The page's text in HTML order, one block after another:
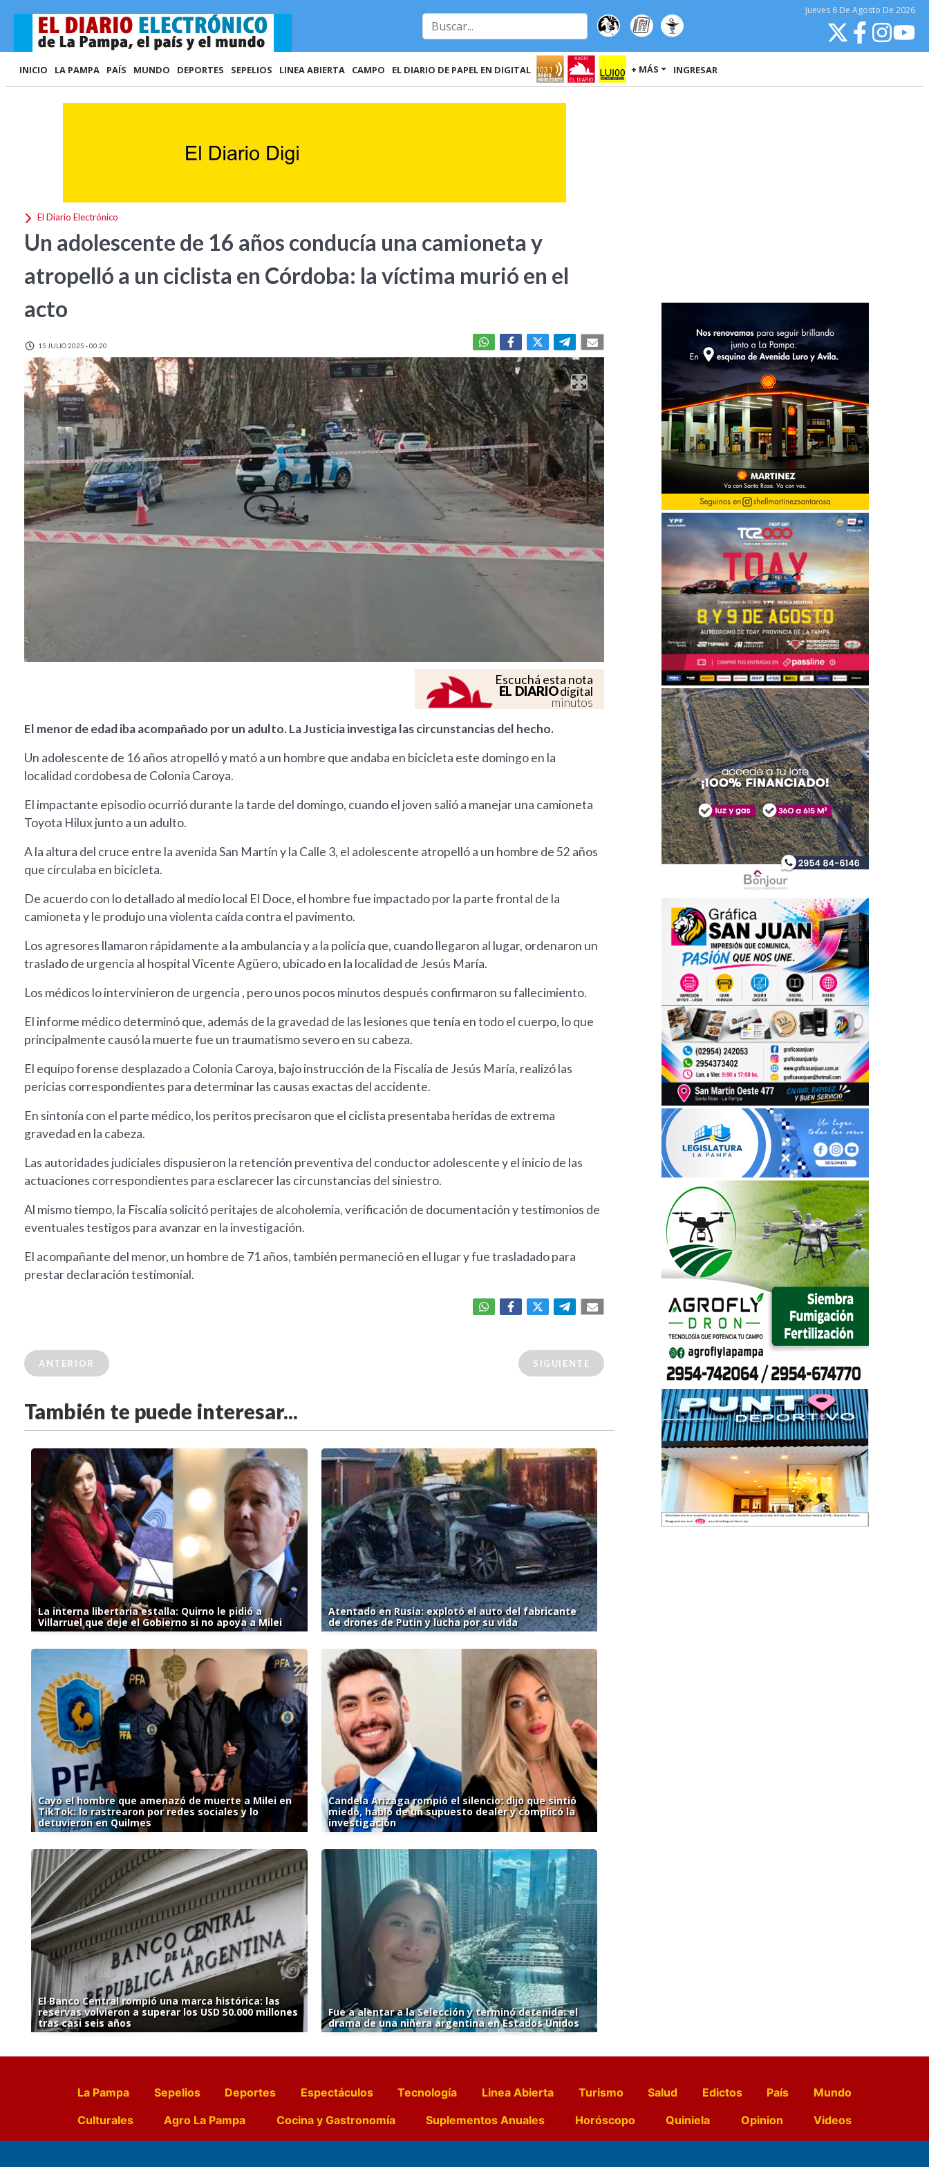
Jueves 6 De Agosto De 2026
INICIO LA PAMPA PAÍS MUNDO DEPORTES SEPELIOS LINEA ABIERTA CAMPO EL DIARIO DE PAPEL EN DIGITAL + MÁS INGRESAR
El Diario Electrónico
Un adolescente de 16 años conducía una camioneta y
atropelló a un ciclista en Córdoba: la víctima murió en el
acto
15 JULIO 2025 - 00:20
Escuchá esta nota
EL DIARIOdigital
minutos
El menor de edad iba acompañado por un adulto. La Justicia investiga las circunstancias del hecho.
Un adolescente de 16 años atropelló y mató a un hombre que andaba en bicicleta este domingo en la
localidad cordobesa de Colonia Caroya.
El impactante episodio ocurrió durante la tarde del domingo, cuando el joven salió a manejar una camioneta
Toyota Hilux junto a un adulto.
A la altura del cruce entre la avenida San Martín y la Calle 3, el adolescente atropelló a un hombre de 52 años
que circulaba en bicicleta.
De acuerdo con lo detallado al medio local El Doce, el hombre fue impactado por la parte frontal de la
camioneta y le produjo una violenta caída contra el pavimento.
Los agresores llamaron rápidamente a la ambulancia y a la policía que, cuando llegaron al lugar, ordenaron un
traslado de urgencia al hospital Vicente Agüero, ubicado en la localidad de Jesús María.
Los médicos lo intervinieron de urgencia , pero unos pocos minutos después confirmaron su fallecimiento.
El informe médico determinó que, además de la gravedad de las lesiones que tenía en todo el cuerpo, lo que
principalmente causó la muerte fue un traumatismo severo en su cabeza.
El equipo forense desplazado a Colonia Caroya, bajo instrucción de la Fiscalía de Jesús María, realizó las
pericias correspondientes para determinar las causas exactas del accidente.
En sintonía con el parte médico, los peritos precisaron que el ciclista presentaba heridas de extrema
gravedad en la cabeza.
Las autoridades judiciales dispusieron la retención preventiva del conductor adolescente y el inicio de las
actuaciones correspondientes para esclarecer las circunstancias del siniestro.
Al mismo tiempo, la Fiscalía solicitó peritajes de alcoholemia, verificación de documentación y testimonios de
eventuales testigos para avanzar en la investigación.
El acompañante del menor, un hombre de 71 años, también permaneció en el lugar y fue trasladado para
prestar declaración testimonial.
ANTERIOR SIGUIENTE
También te puede interesar...
La interna libertaria estalla: Quirno le pidió a
Villarruel que deje el Gobierno si no apoya a Milei
Atentado en Rusia: explotó el auto del fabricante
de drones de Putin y lucha por su vida
Cayó el hombre que amenazó de muerte a Milei en
TikTok: lo rastrearon por redes sociales y lo
detuvieron en Quilmes
Candela Arizaga rompió el silencio: dijo que sintió
miedo, habló de un supuesto dealer y complicó la
investigación
El Banco Central rompió una marca histórica: las
reservas volvieron a superar los USD 50.000 millones
tras casi seis años
Fue a alentar a la Selección y terminó detenida: el
drama de una niñera argentina en Estados Unidos
La Pampa Sepelios Deportes Espectáculos Tecnología Linea Abierta Turismo Salud Edictos País
Mundo
Culturales
Agro La Pampa Cocina y Gastronomía Suplementos Anuales Horóscopo Quiniela Opinion
Videos